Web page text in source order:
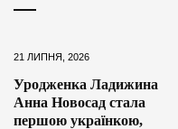
21 ЛИПНЯ, 2026
Уродженка Ладижина
Анна Новосад стала
першою українкою,